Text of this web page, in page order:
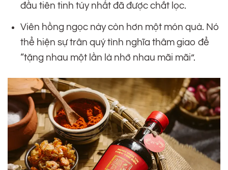
đầu tiên tinh túy nhất đã được chắt lọc.
Viên hồng ngọc này còn hơn một món quà. Nó
thể hiện sự trân quý tình nghĩa thâm giao để
“tặng nhau một lần là nhớ nhau mãi mãi”.